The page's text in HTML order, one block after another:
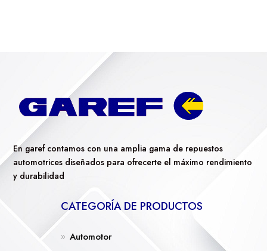
En garef contamos con una amplia gama de repuestos
automotrices diseñados para ofrecerte el máximo rendimiento
y durabilidad
CATEGORÍA DE PRODUCTOS
Automotor